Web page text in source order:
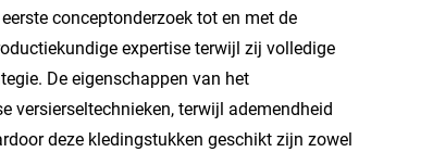
conceptonderzoek tot en met de
expertise terwijl zij volledige
De eigenschappen van het
versierseltechnieken, terwijl ademendheid
deze kledingstukken geschikt zijn zowel